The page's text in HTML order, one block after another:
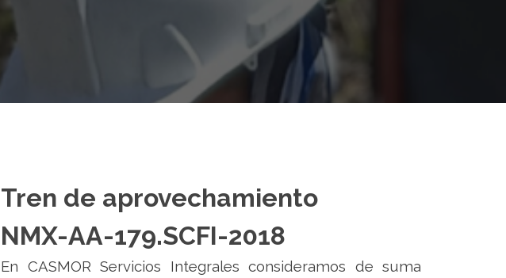
Tren de aprovechamiento
NMX-AA-179.SCFI-2018
En CASMOR Servicios Integrales consideramos de suma